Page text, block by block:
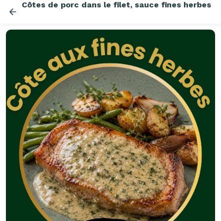
Côtes de porc dans le filet, sauce fines herbes